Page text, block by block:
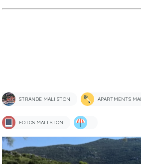
STRÄNDE MALI STON APARTMENTS
FOTOS MALI STON